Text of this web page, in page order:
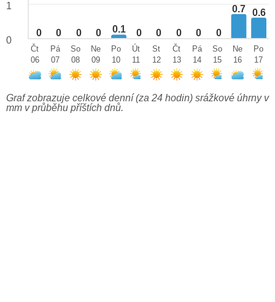
0 0 0 0 0.1 0 0 0 0 0
0.7 0.6
1
0
Čt
06
Pá
07
So
08
Ne
09
Po
10
Út
11
St
12
Čt
13
Pá
14
So
15
Ne
16
Po
17
Graf zobrazuje celkové denní (za 24 hodin) srážkové úhrny v
mm v průběhu příštích dnů.